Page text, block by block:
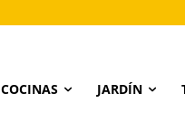
COCINAS JARDÍN